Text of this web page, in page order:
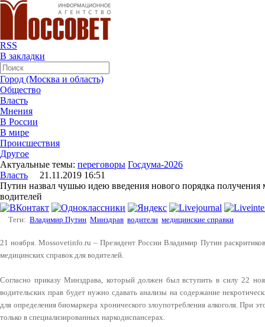
RSS
В закладки
Город (Москва и область)
Общество
Власть
Мнения
В России
В мире
Происшествия
Другое
Актуальные темы: переговоры Госдума-2026
Власть 21.11.2019 16:51
Путин назвал чушью идею введения нового порядка получения
водителей
Теги: Владимир Путин Минздрав водители медицинские справки
21 ноября. Mossovetinfo.ru – Президент России Владимир Путин
медицинских справок для водителей.
Согласно приказу Минздрава, который должен был вступить в силу 22
водительских прав будет нужно сдавать анализы на содержание
для определения биомаркера хронического злоупотребления алкоголя. При
только в специализированных наркодиспансерах.